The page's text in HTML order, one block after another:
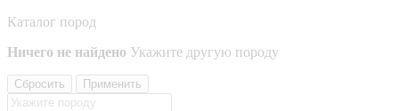
Каталог пород
Ничего не найдено Укажите другую породу
Сбросить Применить